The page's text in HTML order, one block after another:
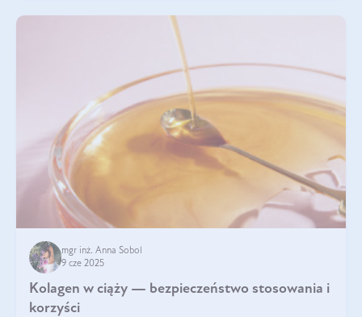
mgr inż. Anna Sobol
9 cze 2025
Kolagen w ciąży — bezpieczeństwo stosowania i
korzyści